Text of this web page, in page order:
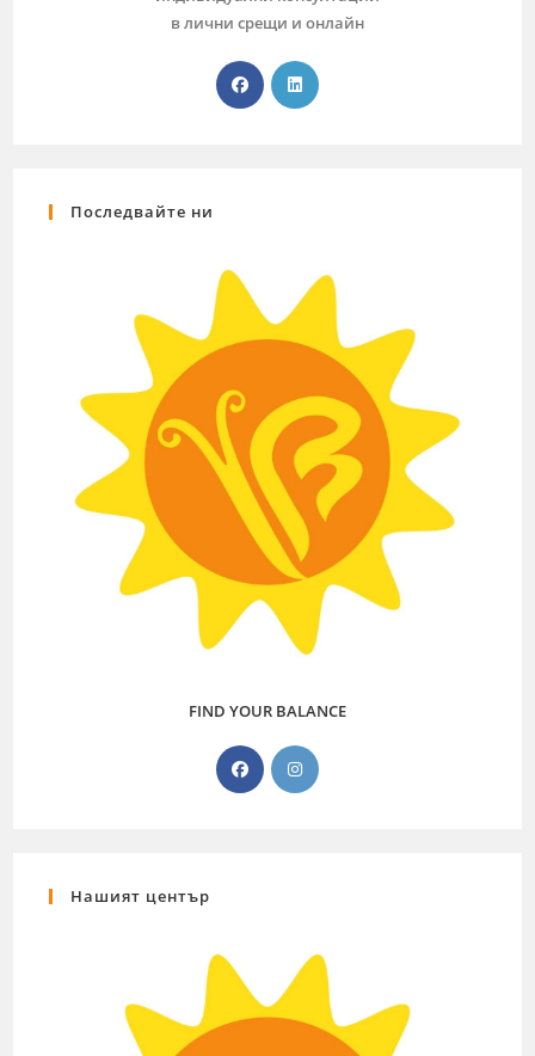
в лични срещи и онлайн
Последвайте ни
FIND YOUR BALANCE
Нашият център